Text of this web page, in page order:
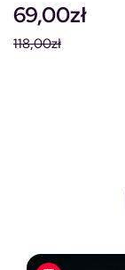
118,00zł
69,00zł